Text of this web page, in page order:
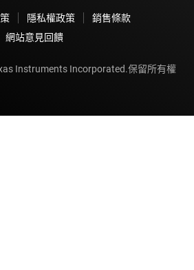
隱私權政策
銷售條款
網站意見回饋
Instruments Incorporated.保留所有權